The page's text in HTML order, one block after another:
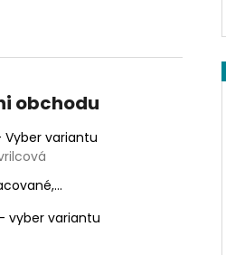
obchodu
Vyber variantu
je 5 z 5 hvězdiček.
vyber variantu
je 3 z 5 hvězdiček.